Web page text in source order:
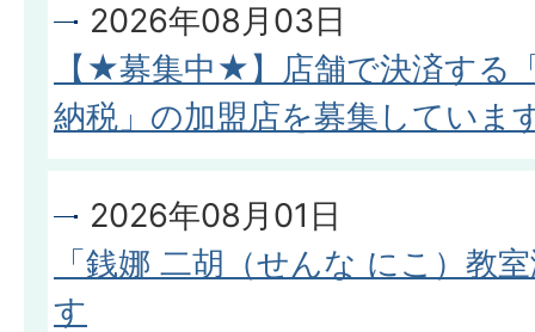
2026年08月03日
【★募集中★】店舗で決済する
納税」の加盟店を募集していま
2026年08月01日
「銭娜 二胡（せんな にこ）教
す